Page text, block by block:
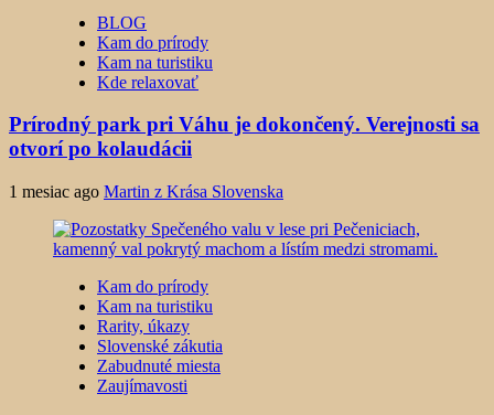
BLOG
Kam do prírody
Kam na turistiku
Kde relaxovať
Prírodný park pri Váhu je dokončený. Verejnosti sa
otvorí po kolaudácii
1 mesiac ago Martin z Krása Slovenska
Kam do prírody
Kam na turistiku
Rarity, úkazy
Slovenské zákutia
Zabudnuté miesta
Zaujímavosti